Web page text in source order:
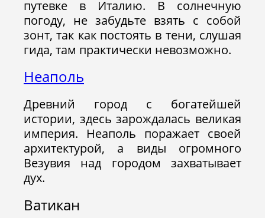
путевке в Италию. В солнечную
погоду, не забудьте взять с собой
зонт, так как постоять в тени, слушая
гида, там практически невозможно.
Неаполь
Древний город с богатейшей
истории, здесь зарождалась великая
империя. Неаполь поражает своей
архитектурой, а виды огромного
Везувия над городом захватывает
дух.
Ватикан